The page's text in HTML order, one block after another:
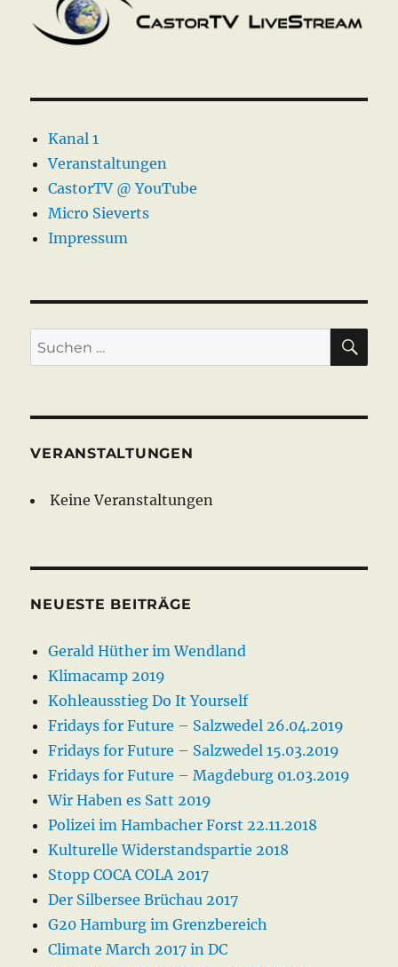
Kanal 1
Veranstaltungen
CastorTV @ YouTube
Micro Sieverts
Impressum
Suche
nach:
VERANSTALTUNGEN
Keine Veranstaltungen
NEUESTE BEITRÄGE
Gerald Hüther im Wendland
Klimacamp 2019
Kohleausstieg Do It Yourself
Fridays for Future – Salzwedel 26.04.2019
Fridays for Future – Salzwedel 15.03.2019
Fridays for Future – Magdeburg 01.03.2019
Wir Haben es Satt 2019
Polizei im Hambacher Forst 22.11.2018
Kulturelle Widerstandspartie 2018
Stopp COCA COLA 2017
Der Silbersee Brüchau 2017
G20 Hamburg im Grenzbereich
Climate March 2017 in DC